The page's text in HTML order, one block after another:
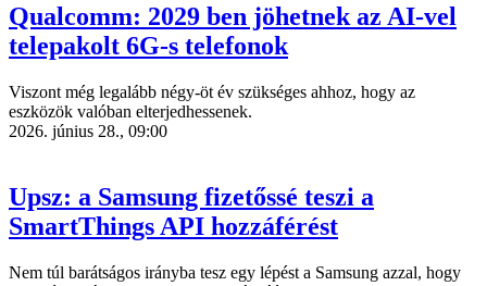
Qualcomm: 2029 ben jöhetnek az AI-vel
telepakolt 6G-s telefonok
Viszont még legalább négy-öt év szükséges ahhoz, hogy az
eszközök valóban elterjedhessenek.
2026. június 28., 09:00
Upsz: a Samsung fizetőssé teszi a
SmartThings API hozzáférést
Nem túl barátságos irányba tesz egy lépést a Samsung azzal, hogy